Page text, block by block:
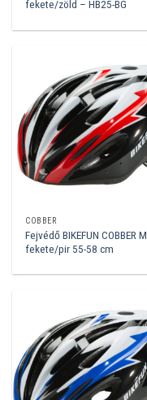
fekete/zöld – HB25-BG
COBBER
Fejvédő BIKEFUN COBBER M
fekete/pir 55-58 cm